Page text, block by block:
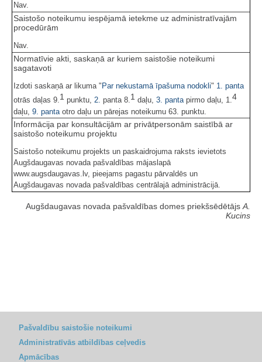
Nav.
Saistošo noteikumu iespējamā ietekme uz administratīvajām
procedūrām
Nav.
Normatīvie akti, saskaņā ar kuriem saistošie noteikumi
sagatavoti
Izdoti saskaņā ar likuma " Par nekustamā īpašuma nodokli" 1. panta
otrās daļas 9.1 punktu, 2. panta 8.1 daļu, 3. pantapirmo daļu, 1.4
daļu, 9. panta otro daļu un pārejas noteikumu 63. punktu.
Informācija par konsultācijām ar privātpersonām saistībā ar
saistošo noteikumu projektu
Saistošo noteikumu projekts un paskaidrojuma raksts ievietots
Augšdaugavas novada pašvaldības mājaslapā
www.augsdaugavas.lv, pieejams pagastu pārvaldēs un
Augšdaugavas novada pašvaldības centrālajā administrācijā.
Augšdaugavas novada pašvaldības domes priekšsēdētājsA.
Kucins
Pašvaldību saistošie noteikumi
Administratīvās atbildības ceļvedis
Apmācības